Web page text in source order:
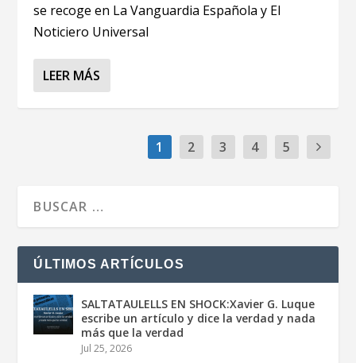
se recoge en La Vanguardia Española y El
Noticiero Universal
LEER MÁS
1 2 3 4 5
ÚLTIMOS ARTÍCULOS
SALTATAULELLS EN SHOCK:Xavier G. Luque
escribe un artículo y dice la verdad y nada
más que la verdad
Jul 25, 2026